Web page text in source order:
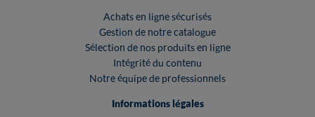
Achats en ligne sécurisés
Gestion de notre catalogue
Sélection de nos produits en ligne
Intégrité du contenu
Notre équipe de professionnels
Informations légales